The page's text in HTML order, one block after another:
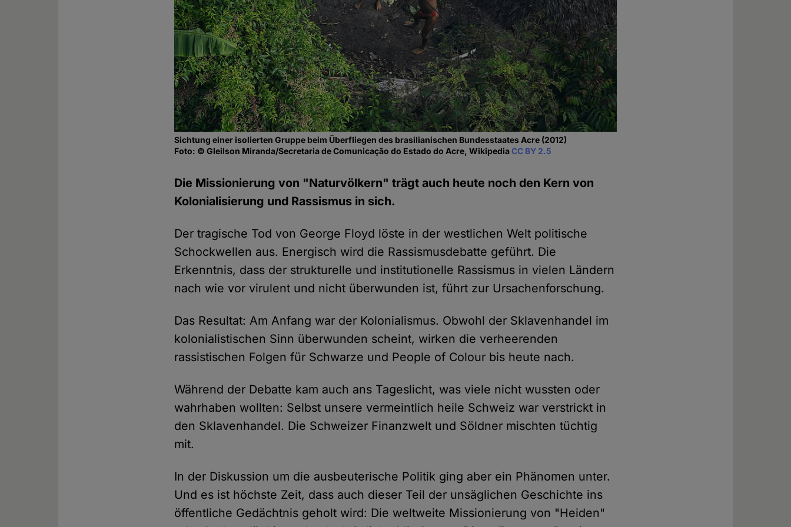
Sichtung einer isolierten Gruppe beim Über­fliegen des brasilia­nischen Bundesstaates Acre (2012)
Foto: © Gleilson Miranda/Secretaria de Comunicação do Estado do Acre, WikipediaCC BY 2.5
Die Missionierung von "Naturvölkern" trägt auch heute noch den Kern von
Kolonialisierung und Rassismus in sich.
Der tragische Tod von George Floyd löste in der westlichen Welt politische
Schockwellen aus. Energisch wird die Rassismusdebatte geführt. Die
Erkenntnis, dass der strukturelle und institutionelle Rassismus in vielen Ländern
nach wie vor virulent und nicht überwunden ist, führt zur Ursachenforschung.
Das Resultat: Am Anfang war der Kolonialismus. Obwohl der Sklavenhandel im
kolonialistischen Sinn überwunden scheint, wirken die verheerenden
rassistischen Folgen für Schwarze und People of Colour bis heute nach.
Während der Debatte kam auch ans Tageslicht, was viele nicht wussten oder
wahrhaben wollten: Selbst unsere vermeintlich heile Schweiz war verstrickt in
den Sklavenhandel. Die Schweizer Finanzwelt und Söldner mischten tüchtig
mit.
In der Diskussion um die ausbeuterische Politik ging aber ein Phänomen unter.
Und es ist höchste Zeit, dass auch dieser Teil der unsäglichen Geschichte ins
öffentliche Gedächtnis geholt wird: Die weltweite Missionierung von "Heiden"